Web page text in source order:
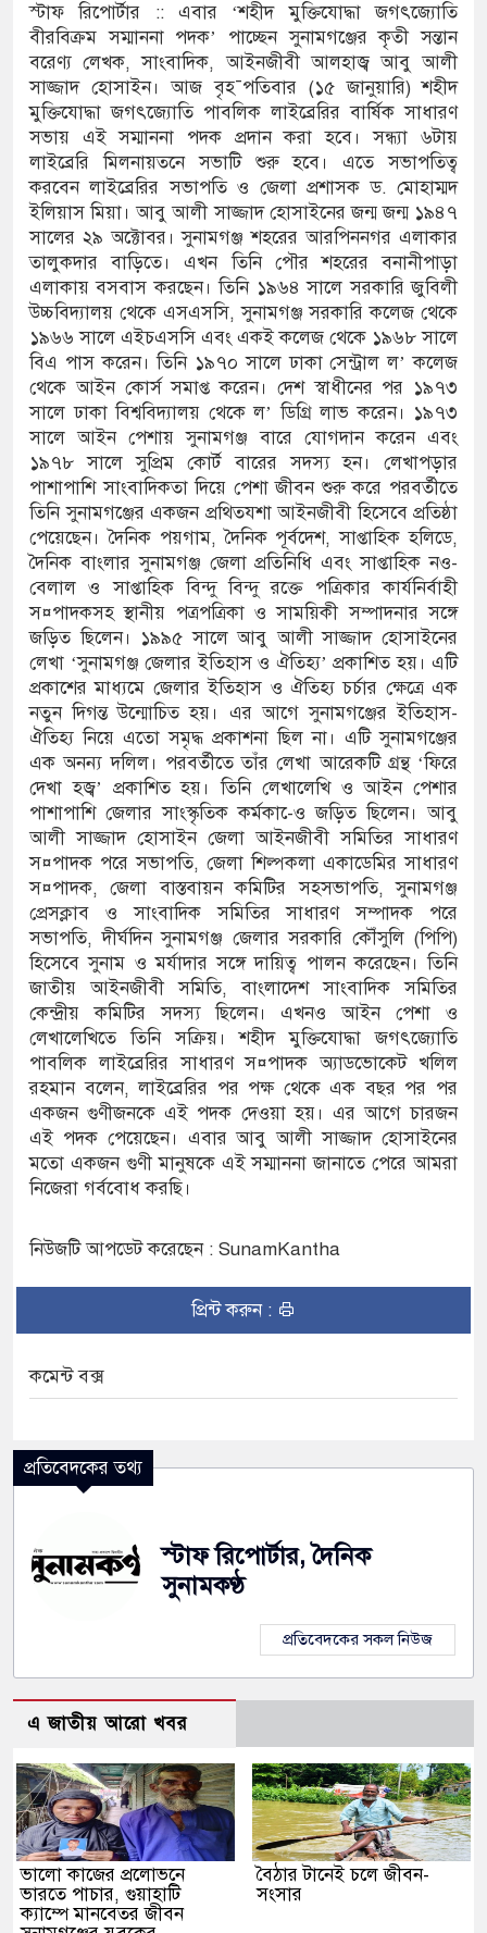
আহতদের চিকিৎসা নিশ্চিতের নির্দেশ
দিবস পালিত
যেন ময়লার ভাগাড়
অব্যাহত : অস্তিত্ব সংকটে বাউসা-কেশবপুর গ্রাম
নিয়ে চলাচল
অনিশ্চয়তায় হাওরের শত শত শিক্ষার্থীর
মাধ্যমিকেই
রফিকুল ইসলামের প্রতিপক্ষের সব অভিযোগ
দিবস
সংকট চুলা জ্বলে না, পাম্পে দীর্ঘ লাইন
স্টাফ রিপোর্টার :: এবার ‘শহীদ মুক্তিযোদ্ধা জগৎজ্যোতি
বীরবিক্রম সম্মাননা পদক’ পাচ্ছেন সুনামগঞ্জের কৃতী সন্তান
বরেণ্য লেখক, সাংবাদিক, আইনজীবী আলহাজ্ব আবু আলী
সাজ্জাদ হোসাইন। আজ বৃহ¯পতিবার (১৫ জানুয়ারি) শহীদ
মুক্তিযোদ্ধা জগৎজ্যোতি পাবলিক লাইব্রেরির বার্ষিক সাধারণ
সভায় এই সম্মাননা পদক প্রদান করা হবে। সন্ধ্যা ৬টায়
লাইব্রেরি মিলনায়তনে সভাটি শুরু হবে। এতে সভাপতিত্ব
করবেন লাইব্রেরির সভাপতি ও জেলা প্রশাসক ড. মোহাম্মদ
ইলিয়াস মিয়া। আবু আলী সাজ্জাদ হোসাইনের জন্ম জন্ম ১৯৪৭
সালের ২৯ অক্টোবর। সুনামগঞ্জ শহরের আরপিননগর এলাকার
তালুকদার বাড়িতে। এখন তিনি পৌর শহরের বনানীপাড়া
এলাকায় বসবাস করছেন। তিনি ১৯৬৪ সালে সরকারি জুবিলী
উচ্চবিদ্যালয় থেকে এসএসসি, সুনামগঞ্জ সরকারি কলেজ থেকে
১৯৬৬ সালে এইচএসসি এবং একই কলেজ থেকে ১৯৬৮ সালে
বিএ পাস করেন। তিনি ১৯৭০ সালে ঢাকা সেন্ট্রাল ল’ কলেজ
থেকে আইন কোর্স সমাপ্ত করেন। দেশ স্বাধীনের পর ১৯৭৩
সালে ঢাকা বিশ্ববিদ্যালয় থেকে ল’ ডিগ্রি লাভ করেন। ১৯৭৩
সালে আইন পেশায় সুনামগঞ্জ বারে যোগদান করেন এবং
১৯৭৮ সালে সুপ্রিম কোর্ট বারের সদস্য হন। লেখাপড়ার
পাশাপাশি সাংবাদিকতা দিয়ে পেশা জীবন শুরু করে পরবর্তীতে
তিনি সুনামগঞ্জের একজন প্রথিতযশা আইনজীবী হিসেবে প্রতিষ্ঠা
পেয়েছেন। দৈনিক পয়গাম, দৈনিক পূর্বদেশ, সাপ্তাহিক হলিডে,
দৈনিক বাংলার সুনামগঞ্জ জেলা প্রতিনিধি এবং সাপ্তাহিক নও-
বেলাল ও সাপ্তাহিক বিন্দু বিন্দু রক্তে পত্রিকার কার্যনির্বাহী
স¤পাদকসহ স্থানীয় পত্রপত্রিকা ও সাময়িকী সম্পাদনার সঙ্গে
জড়িত ছিলেন। ১৯৯৫ সালে আবু আলী সাজ্জাদ হোসাইনের
লেখা ‘সুনামগঞ্জ জেলার ইতিহাস ও ঐতিহ্য’ প্রকাশিত হয়। এটি
প্রকাশের মাধ্যমে জেলার ইতিহাস ও ঐতিহ্য চর্চার ক্ষেত্রে এক
নতুন দিগন্ত উন্মোচিত হয়। এর আগে সুনামগঞ্জের ইতিহাস-
ঐতিহ্য নিয়ে এতো সমৃদ্ধ প্রকাশনা ছিল না। এটি সুনামগঞ্জের
এক অনন্য দলিল। পরবর্তীতে তাঁর লেখা আরেকটি গ্রন্থ ‘ফিরে
দেখা হজ্ব’ প্রকাশিত হয়। তিনি লেখালেখি ও আইন পেশার
পাশাপাশি জেলার সাংস্কৃতিক কর্মকা-েও জড়িত ছিলেন। আবু
আলী সাজ্জাদ হোসাইন জেলা আইনজীবী সমিতির সাধারণ
স¤পাদক পরে সভাপতি, জেলা শিল্পকলা একাডেমির সাধারণ
স¤পাদক, জেলা বাস্তবায়ন কমিটির সহসভাপতি, সুনামগঞ্জ
প্রেসক্লাব ও সাংবাদিক সমিতির সাধারণ সম্পাদক পরে
সভাপতি, দীর্ঘদিন সুনামগঞ্জ জেলার সরকারি কৌঁসুলি (পিপি)
হিসেবে সুনাম ও মর্যাদার সঙ্গে দায়িত্ব পালন করেছেন। তিনি
জাতীয় আইনজীবী সমিতি, বাংলাদেশ সাংবাদিক সমিতির
কেন্দ্রীয় কমিটির সদস্য ছিলেন। এখনও আইন পেশা ও
লেখালেখিতে তিনি সক্রিয়। শহীদ মুক্তিযোদ্ধা জগৎজ্যোতি
পাবলিক লাইব্রেরির সাধারণ স¤পাদক অ্যাডভোকেট খলিল
রহমান বলেন, লাইব্রেরির পর পক্ষ থেকে এক বছর পর পর
একজন গুণীজনকে এই পদক দেওয়া হয়। এর আগে চারজন
এই পদক পেয়েছেন। এবার আবু আলী সাজ্জাদ হোসাইনের
মতো একজন গুণী মানুষকে এই সম্মাননা জানাতে পেরে আমরা
নিজেরা গর্ববোধ করছি।
নিউজটি আপডেট করেছেন : SunamKantha
প্রিন্ট করুন :
কমেন্ট বক্স
প্রতিবেদকের তথ্য
স্টাফ রিপোর্টার, দৈনিক
সুনামকণ্ঠ
প্রতিবেদকের সকল নিউজ
এ জাতীয় আরো খবর
ভালো কাজের প্রলোভনে
ভারতে পাচার, গুয়াহাটি
ক্যাম্পে মানবেতর জীবন
বৈঠার টানেই চলে জীবন-
সংসার